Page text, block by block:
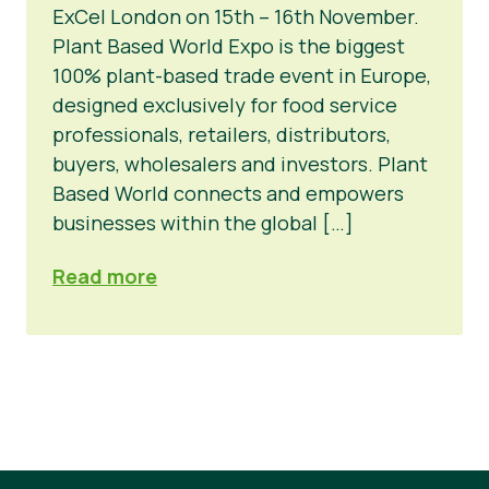
Tin tức
Vật liệu báo chí
ExCel London on 15th – 16th November.
Plant Based World Expo is the biggest
100% plant-based trade event in Europe,
designed exclusively for food service
professionals, retailers, distributors,
buyers, wholesalers and investors. Plant
Based World connects and empowers
businesses within the global […]
Read more